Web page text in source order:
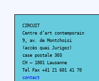
CIRCUIT
Centre d’art contemporain
9, av. de Montchoisi
(accès quai Jurigoz)
case postale 303
CH – 1001 Lausanne
Tel Fax +41 21 601 41 70
contact